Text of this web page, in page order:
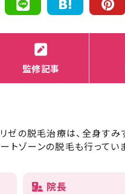
監修記事
ゼの脱毛治療は、全身すみ
ゾーンの脱毛も行っていま
院長